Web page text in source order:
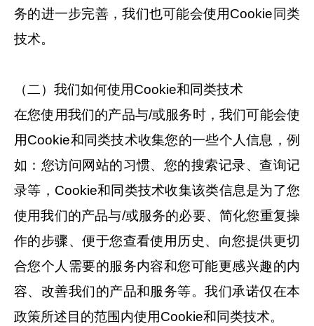
务的进一步完善，我们也可能会使用Cookie同类
技术。
（二）我们如何使用Cookie和同类技术
在您使用我们的产品与/或服务时，我们可能会使
用Cookie和同类技术收集您的一些个人信息，例
如：您访问网站的习惯、您的搜索记录、查询记
录等，Cookie和同类技术收集该类信息是为了您
使用我们的产品与/或服务的必要、简化您重复操
作的步骤、便于您查看使用历史、向您提供更切
合您个人需要的服务内容和您可能更感兴趣的内
容、改善我们的产品和服务等。我们承诺仅在本
政策所述目的范围内使用Cookie和同类技术。